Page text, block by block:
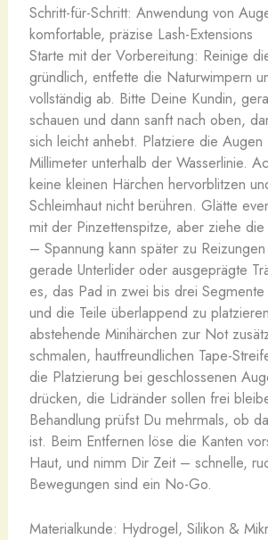
Schritt-für-Schritt: Anwendung von
komfortable, präzise Lash-Extensions
Starte mit der Vorbereitung: Reinige
gründlich, entfette die Naturwimpern
vollständig ab. Bitte Deine Kundin,
schauen und dann sanft nach oben,
sich leicht anhebt. Platziere die
Millimeter unterhalb der Wasserlinie.
keine kleinen Härchen hervorblitzen
Schleimhaut nicht berühren. Glätte
mit der Pinzettenspitze, aber ziehe
– Spannung kann später zu
gerade Unterlider oder ausgeprägte
es, das Pad in zwei bis drei
und die Teile überlappend zu
abstehende Minihärchen zur Not
schmalen, hautfreundlichen Tape-
die Platzierung bei geschlossenen
drücken, die Lidränder sollen frei
Behandlung prüfst Du mehrmals, ob
ist. Beim Entfernen löse die Kanten
Haut, und nimm Dir Zeit – schnelle,
Bewegungen sind ein No-Go.
Materialkunde: Hydrogel, Silikon &